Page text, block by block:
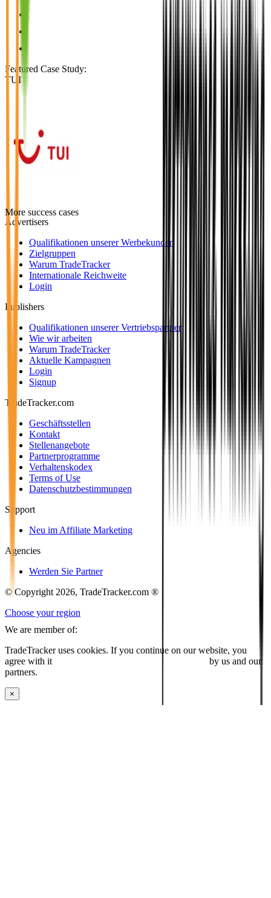
Featured Case Study:
TUI
More success cases
Advertisers
Qualifikationen unserer Werbekunden
Zielgruppen
Warum TradeTracker
Internationale Reichweite
Login
Publishers
Qualifikationen unserer Vertriebspartner
Wie wir arbeiten
Warum TradeTracker
Aktuelle Kampagnen
Login
Signup
TradeTracker.com
Geschäftsstellen
Kontakt
Stellenangebote
Partnerprogramme
Verhaltenskodex
Terms of Use
Datenschutzbestimmungen
Support
Neu im Affiliate Marketing
Agencies
Werden Sie Partner
© Copyright 2026, TradeTracker.com ®
Choose your region
We are member of:
TradeTracker uses cookies. If you continue on our website, you
agree with it
by us and our
partners.
×